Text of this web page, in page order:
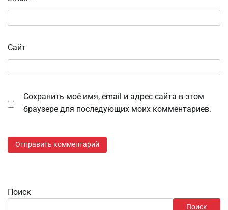
Сайт
Сохранить моё имя, email и адрес сайта в этом
браузере для последующих моих комментариев.
Поиск
Поиск